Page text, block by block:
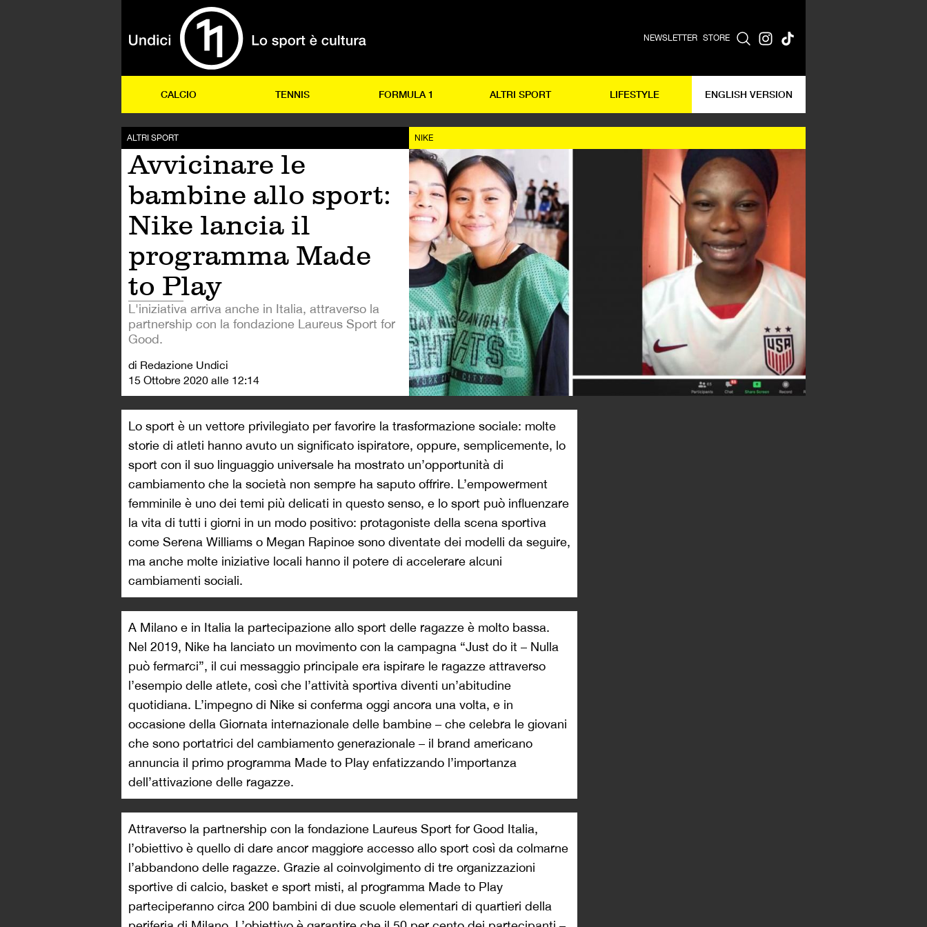
NEWSLETTER STORE
CALCIO TENNIS FORMULA 1 ALTRI SPORT LIFESTYLE ENGLISH VERSION
ALTRI SPORT
Avvicinare le
bambine allo sport:
Nike lancia il
programma Made
to Play
L'iniziativa arriva anche in Italia, attraverso la
partnership con la fondazione Laureus Sport for
Good.
di Redazione Undici
15 Ottobre 2020 alle 12:14
NIKE
Lo sport è un vettore privilegiato per favorire la trasformazione sociale: molte
storie di atleti hanno avuto un significato ispiratore, oppure, semplicemente, lo
sport con il suo linguaggio universale ha mostrato un’opportunità di
cambiamento che la società non sempre ha saputo offrire. L’empowerment
femminile è uno dei temi più delicati in questo senso, e lo sport può influenzare
la vita di tutti i giorni in un modo positivo: protagoniste della scena sportiva
come Serena Williams o Megan Rapinoe sono diventate dei modelli da seguire,
ma anche molte iniziative locali hanno il potere di accelerare alcuni
cambiamenti sociali.
A Milano e in Italia la partecipazione allo sport delle ragazze è molto bassa.
Nel 2019, Nike ha lanciato un movimento con la campagna “Just do it – Nulla
può fermarci”, il cui messaggio principale era ispirare le ragazze attraverso
l’esempio delle atlete, così che l’attività sportiva diventi un’abitudine
quotidiana. L’impegno di Nike si conferma oggi ancora una volta, e in
occasione della Giornata internazionale delle bambine – che celebra le giovani
che sono portatrici del cambiamento generazionale – il brand americano
annuncia il primo programma Made to Play enfatizzando l’importanza
dell’attivazione delle ragazze.
Attraverso la partnership con la fondazione Laureus Sport for Good Italia,
l’obiettivo è quello di dare ancor maggiore accesso allo sport così da colmarne
l’abbandono delle ragazze. Grazie al coinvolgimento di tre organizzazioni
sportive di calcio, basket e sport misti, al programma Made to Play
parteciperanno circa 200 bambini di due scuole elementari di quartieri della